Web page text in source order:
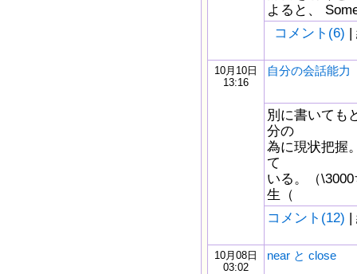
よると、
コメント(6) |
10月10日
13:16
自分の会話能力
別に書いても
分の
為に現状把握
て
いる。（
生（
コメント(12) |
10月08日
03:02
near と close